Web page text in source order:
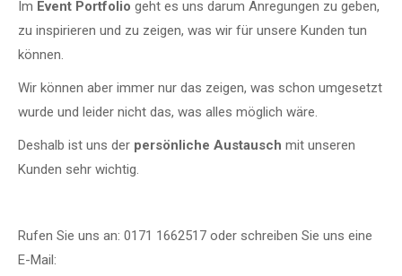
Im Event Portfolio geht es uns darum Anregungen zu geben,
zu inspirieren und zu zeigen, was wir für unsere Kunden tun
können.
Wir können aber immer nur das zeigen, was schon umgesetzt
wurde und leider nicht das, was alles möglich wäre.
Deshalb ist uns der persönliche Austausch mit unseren
Kunden sehr wichtig.
Rufen Sie uns an: 0171 1662517 oder schreiben Sie uns eine
E-Mail: